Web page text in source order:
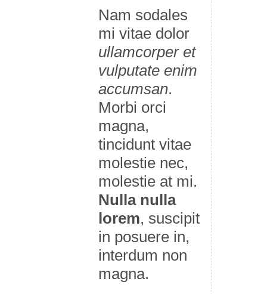
Nam sodales
mi vitae dolor
ullamcorper et
vulputate enim
accumsan.
Morbi orci
magna,
tincidunt vitae
molestie nec,
molestie at mi.
Nulla nulla
lorem, suscipit
in posuere in,
interdum non
magna.